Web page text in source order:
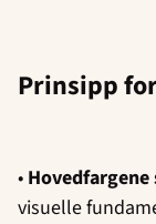
Prinsipp
•
visuelle